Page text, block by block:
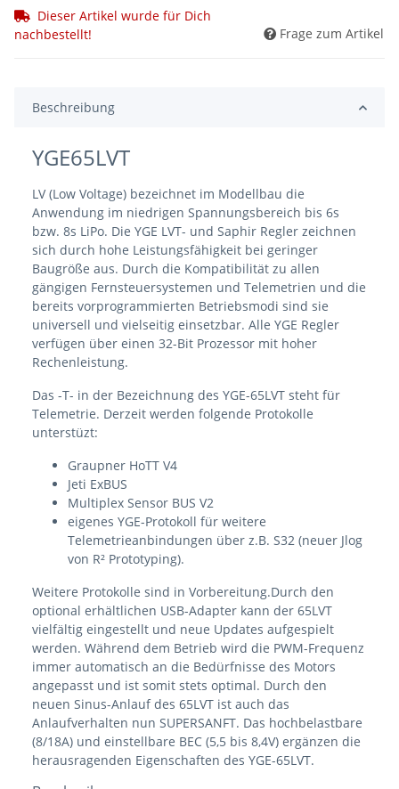
Dieser Artikel wurde für Dich
nachbestellt!
Frage zum Artikel
Beschreibung
YGE65LVT
LV (Low Voltage) bezeichnet im Modellbau die
Anwendung im niedrigen Spannungsbereich bis 6s
bzw. 8s LiPo. Die YGE LVT- und Saphir Regler zeichnen
sich durch hohe Leistungsfähigkeit bei geringer
Baugröße aus. Durch die Kompatibilität zu allen
gängigen Fernsteuersystemen und Telemetrien und die
bereits vorprogrammierten Betriebsmodi sind sie
universell und vielseitig einsetzbar. Alle YGE Regler
verfügen über einen 32-Bit Prozessor mit hoher
Rechenleistung.
Das -T- in der Bezeichnung des YGE-65LVT steht für
Telemetrie. Derzeit werden folgende Protokolle
unterstüzt:
Graupner HoTT V4
Jeti ExBUS
Multiplex Sensor BUS V2
eigenes YGE-Protokoll für weitere
Telemetrieanbindungen über z.B. S32 (neuer Jlog
von R² Prototyping).
Weitere Protokolle sind in Vorbereitung.Durch den
optional erhältlichen USB-Adapter kann der 65LVT
vielfältig eingestellt und neue Updates aufgespielt
werden. Während dem Betrieb wird die PWM-Frequenz
immer automatisch an die Bedürfnisse des Motors
angepasst und ist somit stets optimal. Durch den
neuen Sinus-Anlauf des 65LVT ist auch das
Anlaufverhalten nun SUPERSANFT. Das hochbelastbare
(8/18A) und einstellbare BEC (5,5 bis 8,4V) ergänzen die
herausragenden Eigenschaften des YGE-65LVT.